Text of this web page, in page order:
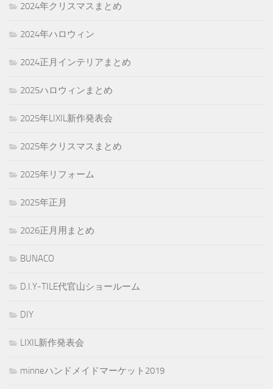
2024年クリスマスまとめ
2024年ハロウィン
2024正月インテリアまとめ
2025ハロウィンまとめ
2025年LIXIL新作発表会
2025年クリスマスまとめ
2025年リフォーム
2025年正月
2026正月用まとめ
BUNACO
D.I.Y-TILE代官山ショールーム
DIY
LIXIL新作発表会
minneハンドメイドマーケット2019